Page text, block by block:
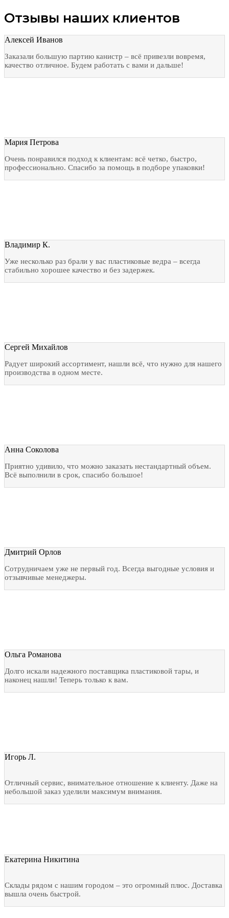
Отзывы наших клиентов
Алексей Иванов
Заказали большую партию канистр – всё привезли вовремя,
качество отличное. Будем работать с вами и дальше!
Мария Петрова
Очень понравился подход к клиентам: всё четко, быстро,
профессионально. Спасибо за помощь в подборе упаковки!
Владимир К.
Уже несколько раз брали у вас пластиковые ведра – всегда
стабильно хорошее качество и без задержек.
Сергей Михайлов
Радует широкий ассортимент, нашли всё, что нужно для нашего
производства в одном месте.
Анна Соколова
Приятно удивило, что можно заказать нестандартный объем.
Всё выполнили в срок, спасибо большое!
Дмитрий Орлов
Сотрудничаем уже не первый год. Всегда выгодные условия и
отзывчивые менеджеры.
Ольга Романова
Долго искали надежного поставщика пластиковой тары, и
наконец нашли! Теперь только к вам.
Игорь Л.
Отличный сервис, внимательное отношение к клиенту. Даже на
небольшой заказ уделили максимум внимания.
Екатерина Никитина
Склады рядом с нашим городом – это огромный плюс. Доставка
вышла очень быстрой.